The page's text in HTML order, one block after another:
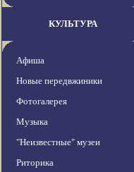
КУЛЬТУРА
Афиша
Новые передвжиники
Фотогалерея
Музыка
"Неизвестные" музеи
Риторика